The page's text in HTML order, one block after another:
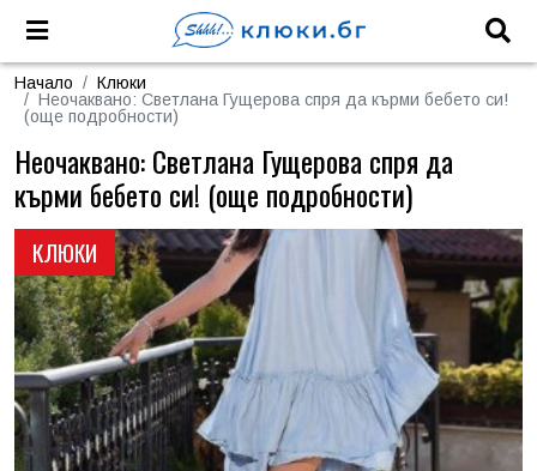
Начало
Клюки
Неочаквано: Светлана Гущерова спря да кърми бебето си!
(още подробности)
КЛЮКИ
Неочаквано: Светлана Гущерова спря да
кърми бебето си! (още подробности)